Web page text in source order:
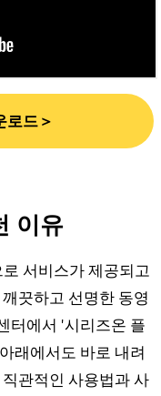
로드＞
이유
서비스가 제공되고
끗하고 선명한 동영
터에서 '시리즈온 플
래에서도 바로 내려
관적인 사용법과 사